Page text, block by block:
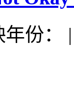
年份：
|